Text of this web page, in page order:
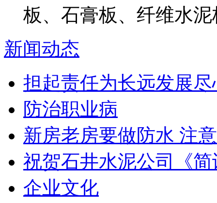
板、石膏板、纤维水
新闻动态
担起责任为长远发展
防治职业病
新房老房要做防水 注
祝贺石井水泥公司《
企业文化